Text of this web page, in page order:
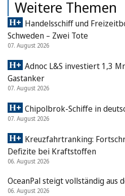
Weitere Themen
Handelsschiff und
Schweden – Zwei Tote
07. August 2026
Adnoc L&S investiert 1,3
Gastanker
07. August 2026
Chipolbrok-Schiffe in
07. August 2026
Kreuzfahrtranking:
Defizite bei Kraftstoffen
06. August 2026
OceanPal steigt vollständig aus
06. August 2026